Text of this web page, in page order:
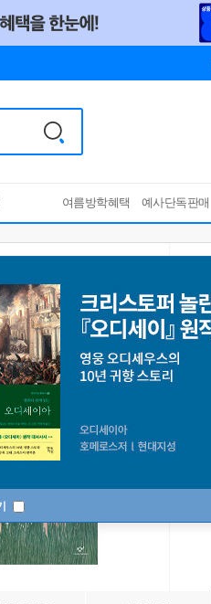
여름방학혜택 예사단독판매